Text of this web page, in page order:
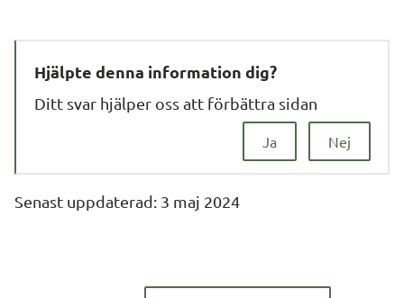
Hjälpte denna information dig?
Nej
Ja
Ditt svar hjälper oss att förbättra sidan
Senast uppdaterad: 3 maj 2024